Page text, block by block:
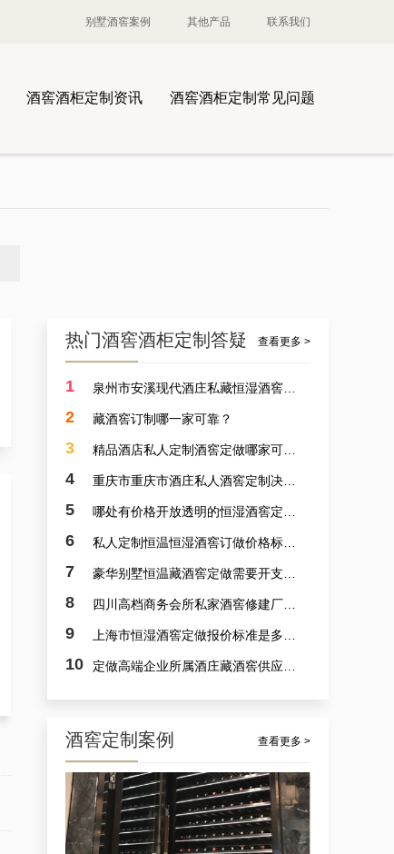
别墅酒窖案例 其他产品 联系我们
酒窖酒柜定制资讯 酒窖酒柜定制常见问题
热门酒窖酒柜定制答疑 查看更多 >
1
2 藏酒窖订制哪一家可靠？
3
4
5
6
7
8
9
10
酒窖定制案例 查看更多 >
杭州市会所酒窖设备厂家的案例观察，揭秘定做会所大型葡萄酒酒窖的秘诀